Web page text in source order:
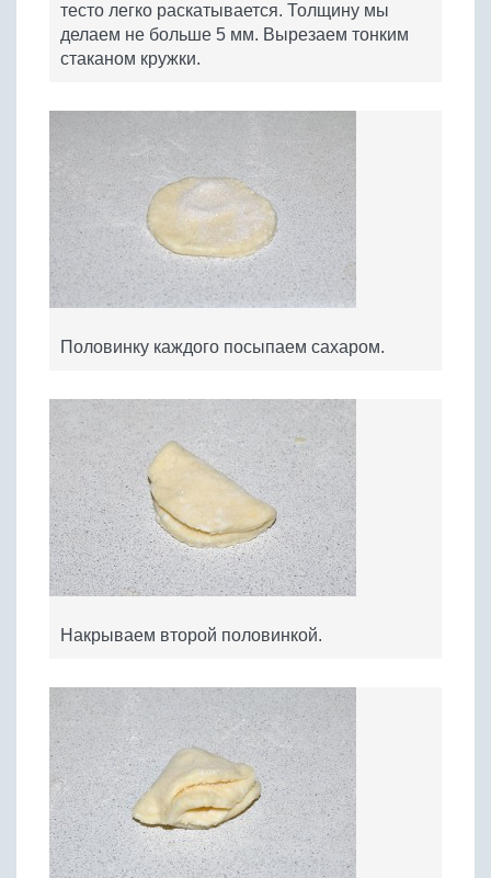
тесто легко раскатывается. Толщину мы
делаем не больше 5 мм. Вырезаем тонким
стаканом кружки.
Половинку каждого посыпаем сахаром.
Накрываем второй половинкой.